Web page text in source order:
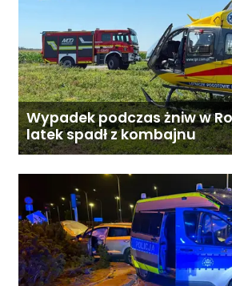
Wypadek podczas żniw w
latek spadł z kombajnu